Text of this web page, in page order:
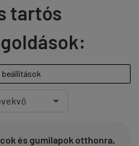
tartós
beállítások
és gumilapok otthonra,